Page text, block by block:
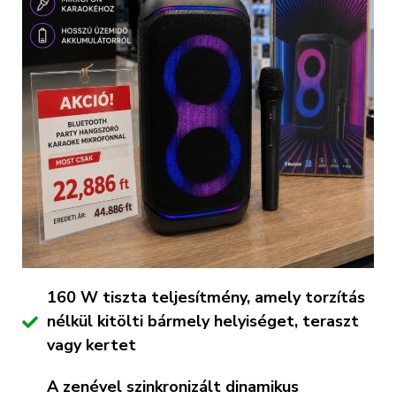
160 W tiszta teljesítmény, amely torzítás
nélkül kitölti bármely helyiséget, teraszt
vagy kertet
A zenével szinkronizált dinamikus